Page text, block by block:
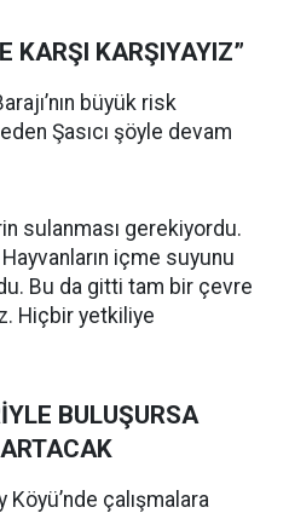
KARŞI KARŞIYAYIZ”
büyük risk
Şasıcı şöyle devam
sulanması gerekiyordu.
içme suyunu
Bu da gitti tam bir çevre
Hiçbir yetkiliye
BULUŞURSA
Köyü’nde çalışmalara